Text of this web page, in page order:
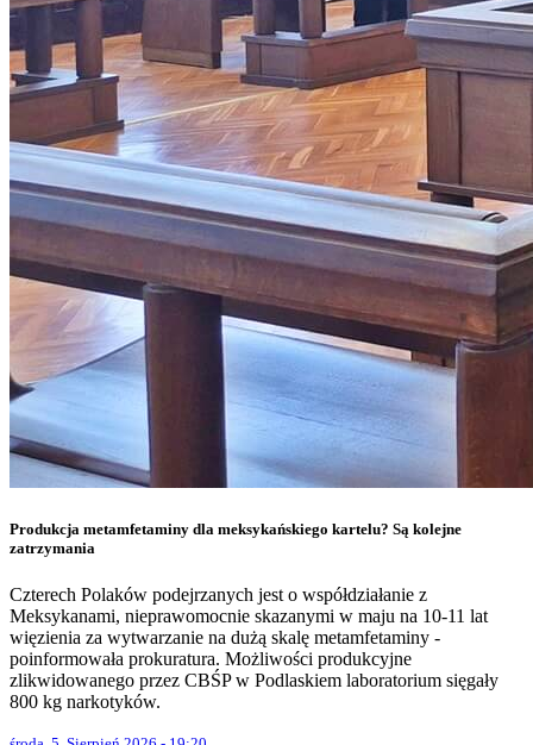
Produkcja metamfetaminy dla meksykańskiego kartelu? Są kolejne
zatrzymania
Czterech Polaków podejrzanych jest o współdziałanie z
Meksykanami, nieprawomocnie skazanymi w maju na 10-11 lat
więzienia za wytwarzanie na dużą skalę metamfetaminy -
poinformowała prokuratura. Możliwości produkcyjne
zlikwidowanego przez CBŚP w Podlaskiem laboratorium sięgały
800 kg narkotyków.